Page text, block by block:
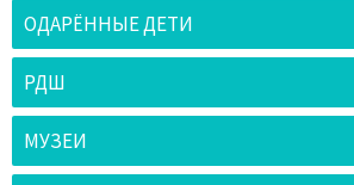
ОДАРЁННЫЕ ДЕТИ
РДШ
МУЗЕИ